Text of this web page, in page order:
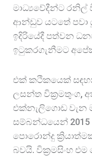
මාධ්‍යවේදීන්ට රනිල්
ආන්ඩුව යටතේ
ඉදිරියේදී පත්වන
ඉටුකරගැනීමට
එක් කථිකයෙක්
ලසන්ත වික්‍රමතුංග,
එක්නැලිගොඩ වැන
සම්බන්ධයෙන් 2015
පොරොන්දු
බවයි. වික්‍රමසිංහ